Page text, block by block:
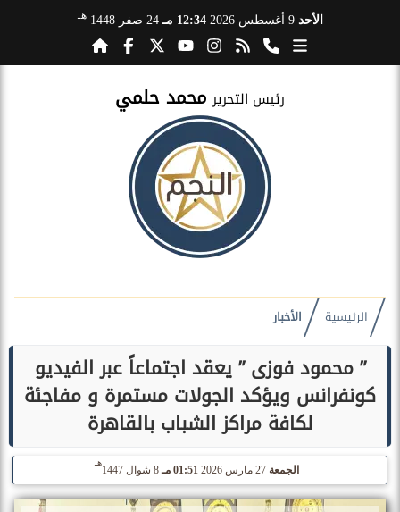
الأحد 9 أغسطس 2026 12:34 مـ 24 صفر 1448 هـ
رئيس التحرير محمد حلمي
الرئيسية الأخبار
” محمود فوزى ” يعقد اجتماعاً عبر الفيديو
كونفرانس ويؤكد الجولات مستمرة و مفاجئة
لكافة مراكز الشباب بالقاهرة
الجمعة 27 مارس 2026 01:51 مـ 8 شوال 1447
هـ